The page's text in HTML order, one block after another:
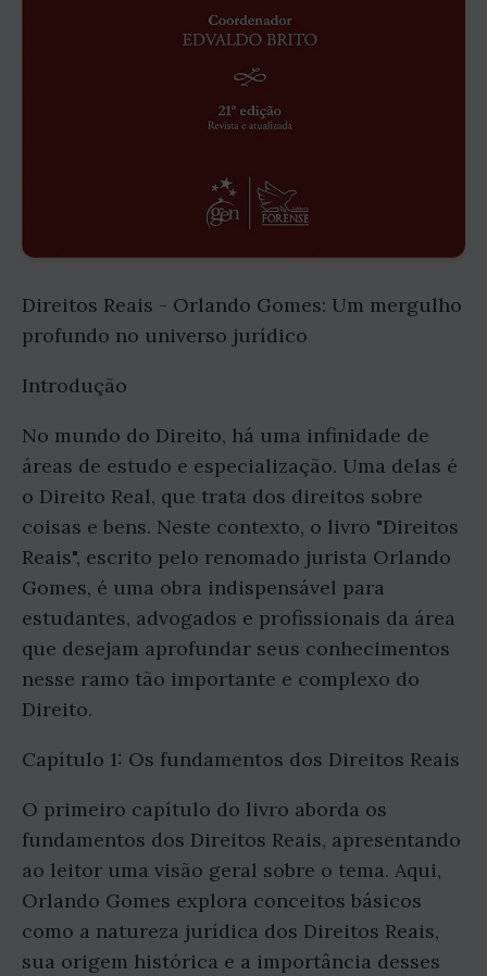
Direitos Reais - Orlando Gomes: Um mergulho
profundo no universo jurídico
Introdução
No mundo do Direito, há uma infinidade de
áreas de estudo e especialização. Uma delas é
o Direito Real, que trata dos direitos sobre
coisas e bens. Neste contexto, o livro "Direitos
Reais", escrito pelo renomado jurista Orlando
Gomes, é uma obra indispensável para
estudantes, advogados e profissionais da área
que desejam aprofundar seus conhecimentos
nesse ramo tão importante e complexo do
Direito.
Capítulo 1: Os fundamentos dos Direitos Reais
O primeiro capítulo do livro aborda os
fundamentos dos Direitos Reais, apresentando
ao leitor uma visão geral sobre o tema. Aqui,
Orlando Gomes explora conceitos básicos
como a natureza jurídica dos Direitos Reais,
sua origem histórica e a importância desses